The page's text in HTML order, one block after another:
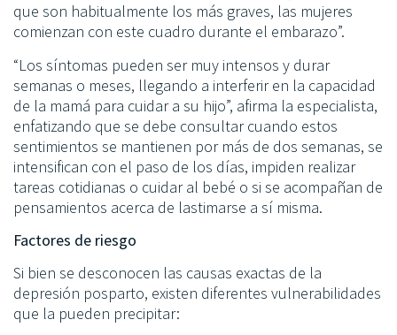
que son habitualmente los más graves, las mujeres
comienzan con este cuadro durante el embarazo”.
“Los síntomas pueden ser muy intensos y durar
semanas o meses, llegando a interferir en la capacidad
de la mamá para cuidar a su hijo”, afirma la especialista,
enfatizando que se debe consultar cuando estos
sentimientos se mantienen por más de dos semanas, se
intensifican con el paso de los días, impiden realizar
tareas cotidianas o cuidar al bebé o si se acompañan de
pensamientos acerca de lastimarse a sí misma.
Factores de riesgo
Si bien se desconocen las causas exactas de la
depresión posparto, existen diferentes vulnerabilidades
que la pueden precipitar: